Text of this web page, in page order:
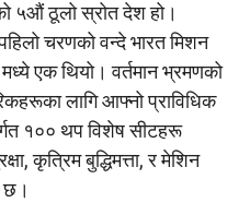
५औं ठूलो स्रोत देश हो।
चरणको वन्दे भारत मिशन
एक थियो। वर्तमान भ्रमणको
लागि आफ्नो प्राविधिक
१०० थप विशेष सीटहरू
कृत्रिम बुद्धिमत्ता, र मेशिन
छ।